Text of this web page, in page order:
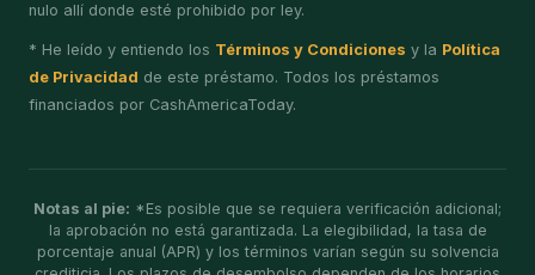
nulo allí donde esté prohibido por ley.
* He leído y entiendo los Términos y Condiciones y la Política
de Privacidad de este préstamo. Todos los préstamos
financiados por CashAmericaToday.
Notas al pie: *Es posible que se requiera verificación adicional;
la aprobación no está garantizada. La elegibilidad, la tasa de
porcentaje anual (APR) y los términos varían según su solvencia